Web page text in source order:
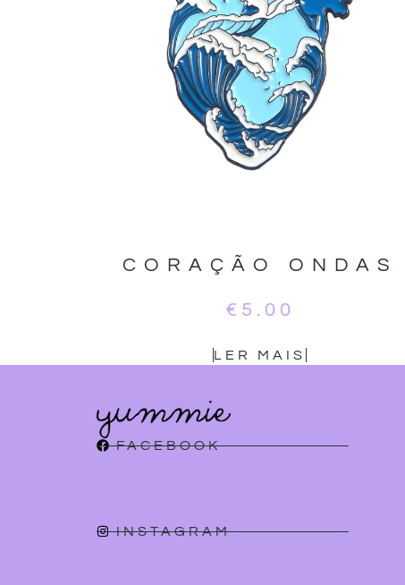
CORAÇÃO ONDAS
€ 5.00
LER MAIS
FACEBOOK
INSTAGRAM